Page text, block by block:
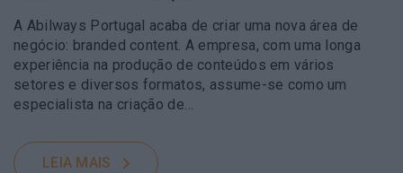
A Abilways Portugal acaba de criar uma nova área de
negócio: branded content. A empresa, com uma longa
experiência na produção de conteúdos em vários
setores e diversos formatos, assume-se como um
especialista na criação de…
LEIA MAIS